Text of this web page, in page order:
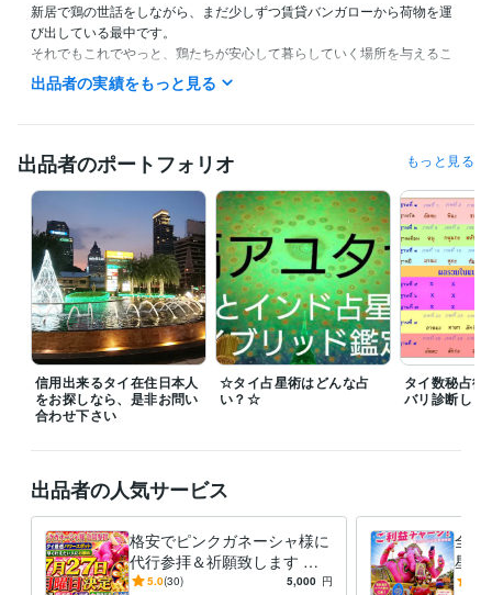
新居で鶏の世話をしながら、まだ少しずつ賃貸バンガローから荷物を運
び出している最中です。
それでもこれでやっと、鶏たちが安心して暮らしていく場所を与えるこ
とができました。
あとは土地代のローンを払い、家の外壁や、キャンプ状態の台所などを
朝の6時から正午前まで、夕方16時頃から夜20時までが軍鶏２３羽のお
世話の時間です。
鑑定はその合間で行っております。
私が住んでいるところは周囲が田んぼやジャングルに囲まれているバ
ンコク唯一の僻地
ノンチョックです。夜は鶏も眠って、虫の鳴く声がわずかに聞こえるだ
けの環境です。
もう大家さんの夫婦喧嘩やネグレクト飼育犬の喧嘩は聞こえなくなりま
した。
そのため、これからは夜の22時頃から2５時頃までは電話占いも待機で
入ることにしました。
1分１６０円ですが「直ぐに話を聞いて欲しい」「直ぐに鑑て欲し
い！」という方はお気軽にお申し込みいただければ嬉しいです。
まだ荷物の運び出しが終わっていませんが、鑑定ももっと早くお届け
今後ともどうぞよろしくお願いいたします。
出品者の実績をもっと見る
出品者のポートフォリオ もっと見る
信用出来るタイ在住日本人
をお探しなら、是非お問い
合わせ下さい
☆タイ占星術はどんな占
い？☆
タイ数秘占術
バリ診断しま
出品者の人気サービス
格安でピンクガネーシャ様に
代行参拝＆祈願致します タ
イ最強開運スポット!ピンク
5.0(30) 5,000 円
全て
星術
生を